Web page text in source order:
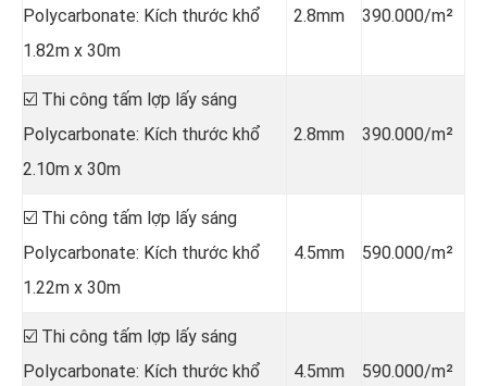
Polycarbonate: Kích thước khổ
1.82m x 30m
2.8mm 390.000/m²
☑️ Thi công tấm lợp lấy sáng
Polycarbonate: Kích thước khổ
2.10m x 30m
2.8mm 390.000/m²
☑️ Thi công tấm lợp lấy sáng
Polycarbonate: Kích thước khổ
1.22m x 30m
4.5mm 590.000/m²
☑️ Thi công tấm lợp lấy sáng
Polycarbonate: Kích thước khổ
4.5mm 590.000/m²